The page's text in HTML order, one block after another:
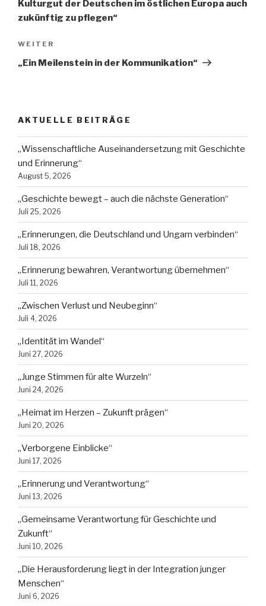
Kulturgut der Deutschen im östlichen Europa auch
zukünftig zu pflegen“
Nächster
Beitrag
WEITER
„Ein Meilenstein in der Kommunikation“
AKTUELLE BEITRÄGE
„Wissenschaftliche Auseinandersetzung mit Geschichte
und Erinnerung“
August 5, 2026
„Geschichte bewegt – auch die nächste Generation“
Juli 25, 2026
„Erinnerungen, die Deutschland und Ungarn verbinden“
Juli 18, 2026
„Erinnerung bewahren, Verantwortung übernehmen“
Juli 11, 2026
„Zwischen Verlust und Neubeginn“
Juli 4, 2026
„Identität im Wandel“
Juni 27, 2026
„Junge Stimmen für alte Wurzeln“
Juni 24, 2026
„Heimat im Herzen – Zukunft prägen“
Juni 20, 2026
„Verborgene Einblicke“
Juni 17, 2026
„Erinnerung und Verantwortung“
Juni 13, 2026
„Gemeinsame Verantwortung für Geschichte und
Zukunft“
Juni 10, 2026
„Die Herausforderung liegt in der Integration junger
Menschen“
Juni 6, 2026